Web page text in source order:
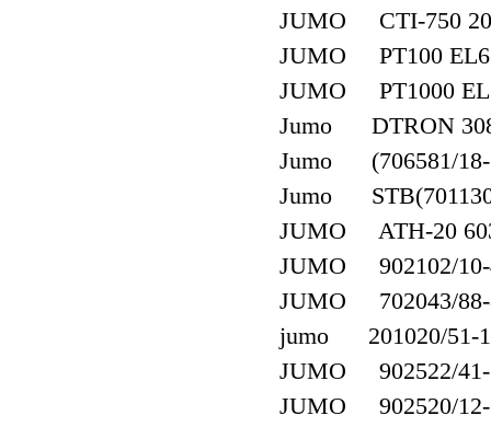
JUMO CTI-750
JUMO PT100
JUMO PT1000
Jumo DTRON 308
Jumo (706581/18-
Jumo STB(701130/
JUMO ATH-20
JUMO 902102/10-
JUMO 702043/88-
jumo 201020/51-
JUMO 902522/41-
JUMO 902520/12-